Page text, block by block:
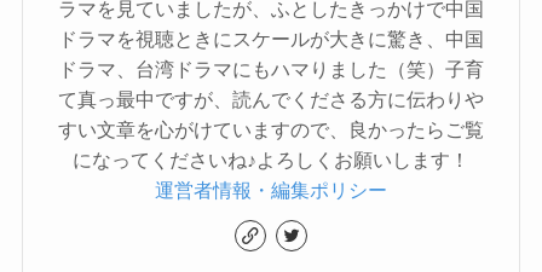
ラマを見ていましたが、ふとしたきっかけで中国
ドラマを視聴ときにスケールが大きに驚き、中国
ドラマ、台湾ドラマにもハマりました（笑）子育
て真っ最中ですが、読んでくださる方に伝わりや
すい文章を心がけていますので、良かったらご覧
になってくださいね♪よろしくお願いします！
運営者情報・編集ポリシー